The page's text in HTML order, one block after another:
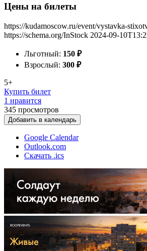
Цены на билеты
https://kudamoscow.ru/event/vystavka-
https://schema.org/InStock 2024-09-
Льготный: 150 ₽
Взрослый: 300 ₽
5+
Купить билет
1 нравится
345 просмотров
Добавить в календарь
Google Calendar
Outlook.com
Скачать .ics